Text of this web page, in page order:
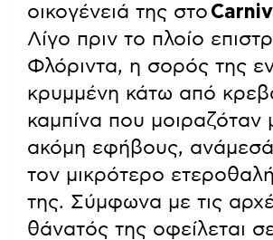
οικογένειά της στο
Λίγο πριν το πλοίο
Φλόριντα, η σορός της
κρυμμένη κάτω από
καμπίνα που μοιραζόταν
ακόμη εφήβους, ανάμεσά
τον μικρότερο
της. Σύμφωνα με τις
θάνατός της οφείλεται